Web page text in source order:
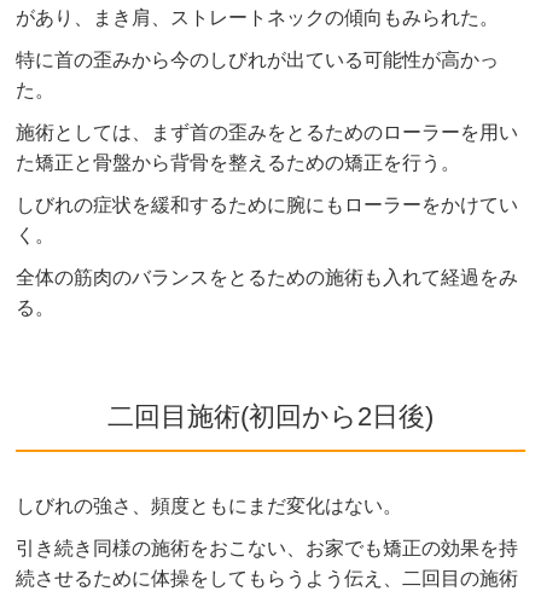
があり、まき肩、ストレートネックの傾向もみられた。
特に首の歪みから今のしびれが出ている可能性が高かっ
た。
施術としては、まず首の歪みをとるためのローラーを用い
た矯正と骨盤から背骨を整えるための矯正を行う。
しびれの症状を緩和するために腕にもローラーをかけてい
く。
全体の筋肉のバランスをとるための施術も入れて経過をみ
る。
二回目施術(初回から2日後)
しびれの強さ、頻度ともにまだ変化はない。
引き続き同様の施術をおこない、お家でも矯正の効果を持
続させるために体操をしてもらうよう伝え、二回目の施術